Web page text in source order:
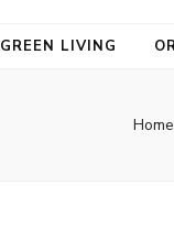
GREEN LIVING